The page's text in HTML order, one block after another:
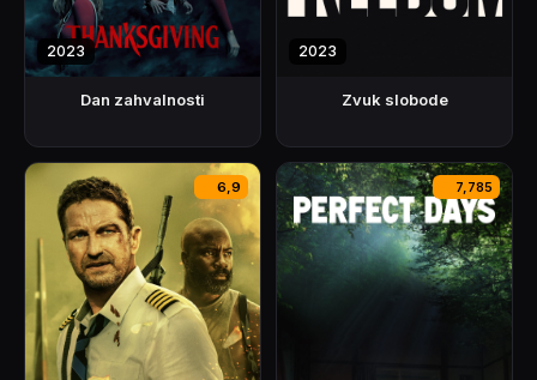
2023
Dan zahvalnosti
2023
Zvuk slobode
6,9 7,785